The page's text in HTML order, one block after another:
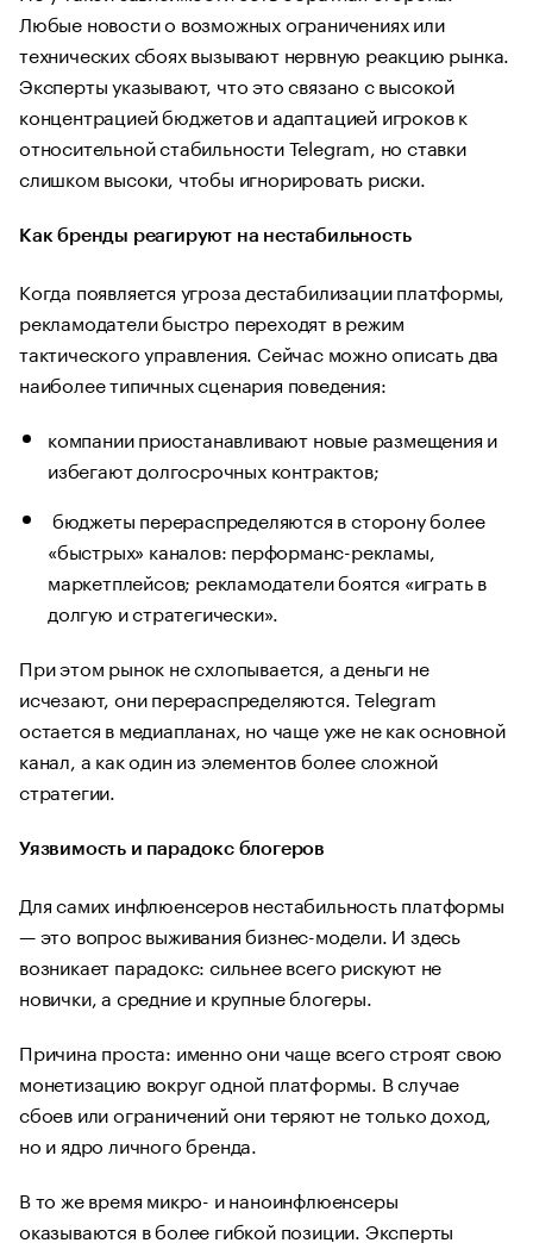
Любые новости о возможных ограничениях или
технических сбоях вызывают нервную реакцию рынка.
Эксперты указывают, что это связано с высокой
концентрацией бюджетов и адаптацией игроков к
относительной стабильности Telegram, но ставки
слишком высоки, чтобы игнорировать риски.
Как бренды реагируют на нестабильность
Когда появляется угроза дестабилизации платформы,
рекламодатели быстро переходят в режим
тактического управления. Сейчас можно описать два
наиболее типичных сценария поведения:
компании приостанавливают новые размещения и
избегают долгосрочных контрактов;
бюджеты перераспределяются в сторону более
«быстрых» каналов: перформанс-рекламы,
маркетплейсов; рекламодатели боятся «играть в
долгую и стратегически».
При этом рынок не схлопывается, а деньги не
исчезают, они перераспределяются. Telegram
остается в медиапланах, но чаще уже не как основной
канал, а как один из элементов более сложной
стратегии.
Уязвимость и парадокс блогеров
Для самих инфлюенсеров нестабильность платформы
— это вопрос выживания бизнес-модели. И здесь
возникает парадокс: сильнее всего рискуют не
новички, а средние и крупные блогеры.
Причина проста: именно они чаще всего строят свою
монетизацию вокруг одной платформы. В случае
сбоев или ограничений они теряют не только доход,
но и ядро личного бренда.
В то же время микро- и наноинфлюенсеры
оказываются в более гибкой позиции. Эксперты